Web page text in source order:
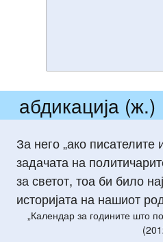
абдикација (ж.)
За него „ако писателите
задачата на
за светот, тоа би било
историјата на нашиот
„Календар за годините што